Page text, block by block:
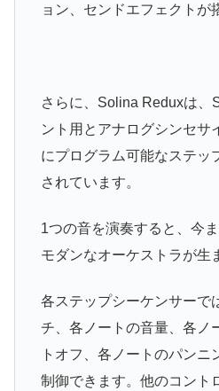
ョン 、センドエフェクトが
さらに、Solina Reduxは、
ント用とアナログシンセサ
にプログラム可能なステッ
されています。
1つの音を演奏すると、今
モダンなオーケストラが生
各ステップシーケンサーで
チ、各ノートの音量、各ノ
トオフ、各ノートのパンニ
制御できます。他のコント